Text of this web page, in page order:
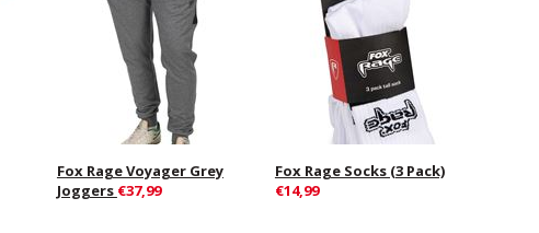
Fox Rage Voyager Grey
Joggers €37,99
Fox Rage Socks (3 Pack)
€14,99